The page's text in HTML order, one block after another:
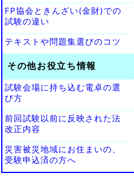
FP協会ときんざい(金財)での
試験の違い
テキストや問題集選びのコツ
その他お役立ち情報
試験会場に持ち込む電卓の選
び方
前回試験以前に反映された法
改正内容
災害被災地域にお住まいの、
受験申込済の方へ